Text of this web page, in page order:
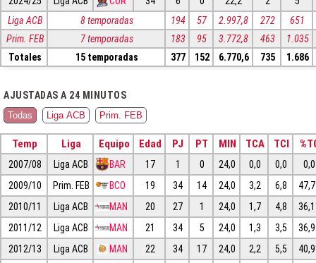
Liga ACB
8 temporadas 194 57 2.997,8 272
651
Prim. FEB
7 temporadas 183 95 3.772,8 463
1.035
Totales
15 temporadas 377 152 6.770,6 735 1.686
AJUSTADAS A 24 MINUTOS
Todas Liga ACB Prim. FEB
Temp Liga Equipo Edad PJ PT MIN TCA TCI
2007/08 Liga ACB BAR 17 1 0 24,0 0,0 0,0
0,0
2009/10
Prim. FEB BCO 19 34 14 24,0 3,2 6,8
2010/11
Liga ACB MAN 20 27 1 24,0 1,7 4,8
2011/12
Liga ACB MAN 21 34 5 24,0 1,3 3,5
2012/13
Liga ACB MAN 22 34 17 24,0 2,2 5,5